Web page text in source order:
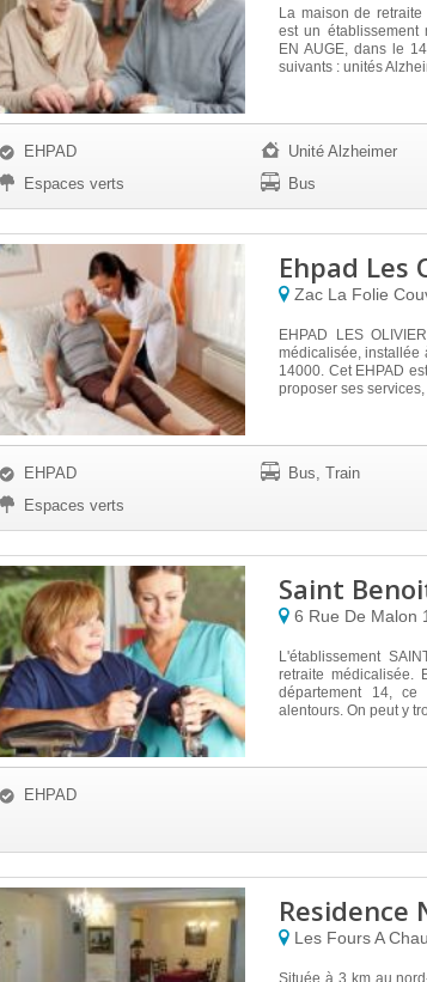
La maison de retraite
est un établissement
EN AUGE, dans le
suivants : unités
EHPAD
Espaces verts
Unité Alzheimer
Bus
Ehpad Les
Zac La Folie
EHPAD LES
médicalisée, installée
14000. Cet EHPAD
proposer ses
EHPAD
Espaces verts
Bus, Train
Saint
6 Rue De Malon
L'établissement
retraite médicalisée.
département 14,
alentours. On peut y
EHPAD
Residence
Les Fours A
Située à 3 km au